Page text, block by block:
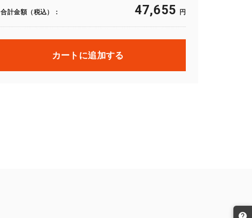
合計金額（税込）： 47,655 円
カートに追加する